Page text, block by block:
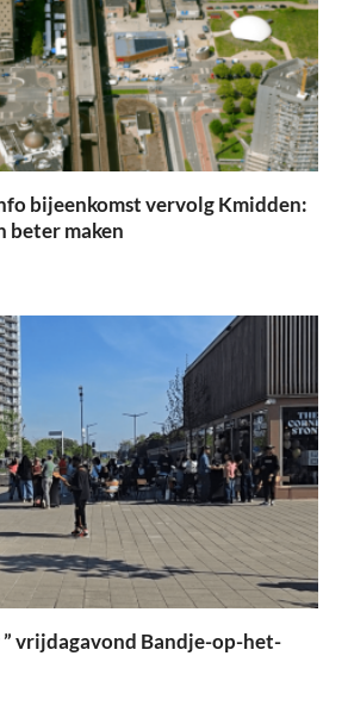
bijeenkomst vervolg Kmidden:
beter maken
” vrijdagavond Bandje-op-het-